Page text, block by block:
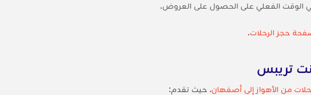
الوقت الفعلي على الحصول على العروض.
حجز الرحلات.
تريبس
من الأهواز إلى أصفهان، حيث تقدم: